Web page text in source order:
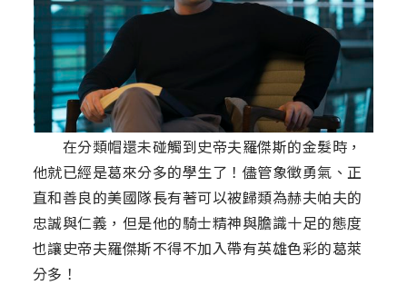
在分類帽還未碰觸到史帝夫羅傑斯的金髮時，
他就已經是葛來分多的學生了！儘管象徵勇氣、正
直和善良的美國隊長有著可以被歸類為赫夫帕夫的
忠誠與仁義，但是他的騎士精神與膽識十足的態度
也讓史帝夫羅傑斯不得不加入帶有英雄色彩的葛萊
分多！